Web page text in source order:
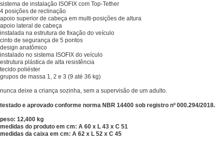
sistema de instalação ISOFIX com Top-Tether
4 posições de reclinação
apoio superior de cabeça em multi-posições de altura
apoio lateral de cabeça
instalada na estrutura de fixação do veículo
cinto de segurança de 5 pontos
design anatômico
instalado no sistema ISOFIX do veículo
estrutura plástica de alta resistência
tecido poliéster
grupos de massa 1, 2 e 3 (9 até 36 kg)
nunca deixe a criança sozinha, sem a supervisão de um adulto.
testado e aprovado conforme norma NBR 14400 sob registro nº 000.294/2018.
peso: 12,400 kg
medidas do produto em cm: A 60 x L 43 x C 51
medidas da caixa em cm: A 62 x L 52 x C 45